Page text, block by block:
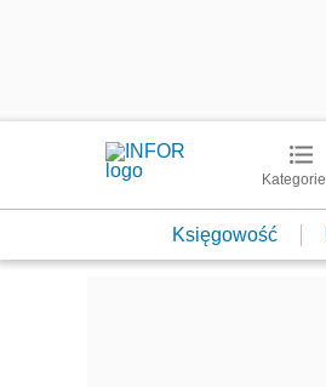
Kategorie
Księgowość